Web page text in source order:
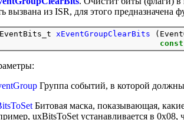
вызвана из ISR, для этого предназначена
xEventGroupClearBits
const
Группа событий, в которой
Битовая маска, показывающая,
uxBitsToSet устанавливается в 0x08,